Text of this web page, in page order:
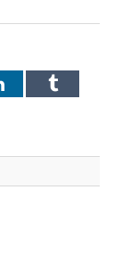
LinkedInTumblr